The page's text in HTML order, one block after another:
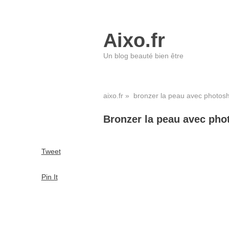
Aixo.fr
Un blog beauté bien être
aixo.fr» bronzer la peau avec
Bronzer la peau avec
Tweet
Pin It